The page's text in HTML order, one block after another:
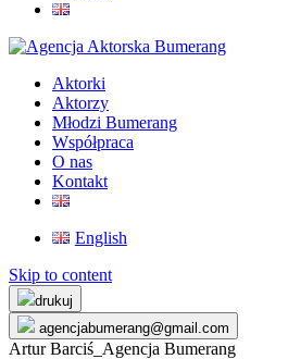
Aktorki
Aktorzy
Młodzi Bumerang
Współpraca
O nas
Kontakt
English
Skip to content
drukuj
agencjabumerang@gmail.com
Artur Barciś_Agencja Bumerang